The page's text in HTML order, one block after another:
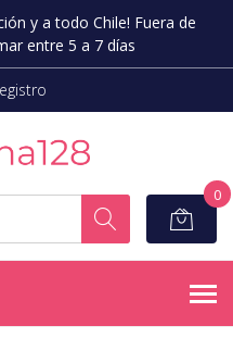
y a todo Chile! Fuera de
entre 5 a 7 días
0